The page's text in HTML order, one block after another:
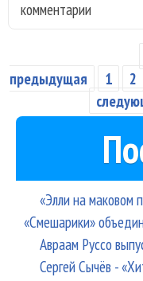
комментарии
Страницы
предыдущая
1 2
«Элли на маковом
«Смешарики»
Авраам Руссо
Сергей Сычёв -